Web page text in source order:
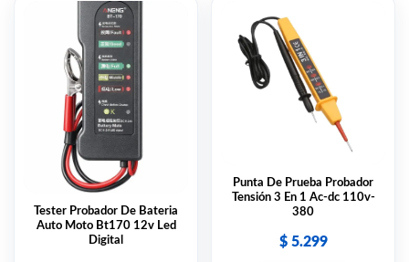
Tester Probador De Bateria
Auto Moto Bt170 12v Led
Digital
Punta De Prueba Probador
Tensión 3 En 1 Ac-dc 110v-
380
$5.299